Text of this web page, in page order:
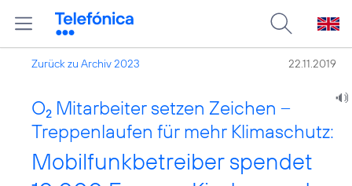
Zurück zu Archiv 2023 22.11.2019
O2 Mitarbeiter setzen Zeichen –
Treppenlaufen für mehr Klimaschutz:
Mobilfunkbetreiber spendet